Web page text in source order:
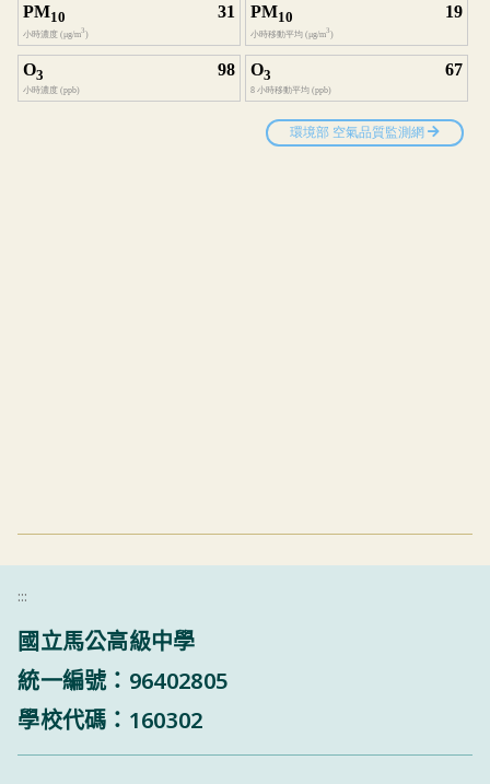
:::
國立馬公高級中學
統一編號：96402805
學校代碼：160302